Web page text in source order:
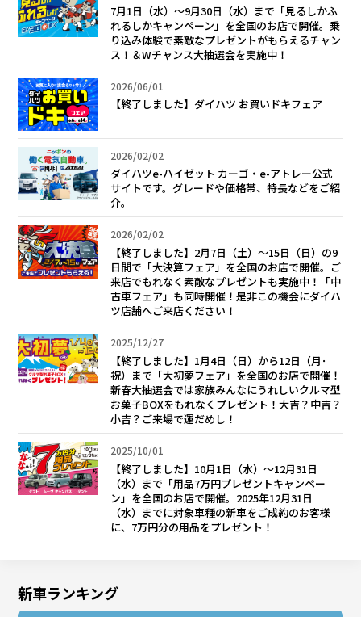
7月1日（水）～9月30日（水）まで「見るしかふ
れるしかキャンペーン」を全国のお店で開催。乗
り込み体験で素敵なプレゼントがもらえるチャン
ス！＆Wチャンス大抽選会を実施中！
2026/06/01
【終了しました】ダイハツ お買いドキフェア
2026/02/02
ダイハツe-ハイゼット カーゴ・e-アトレー公式
サイトです。グレードや価格帯、特長などをご紹
介。
2026/02/02
【終了しました】2月7日（土）～15日（日）の9
日間で「大決算フェア」を全国のお店で開催。ご
来店でもれなく素敵なプレゼントも実施中！「中
古車フェア」も同時開催！是非この機会にダイハ
ツ店舗へご来店ください！
2025/12/27
【終了しました】1月4日（日）から12日（月･
祝）まで「大初夢フェア」を全国のお店で開催！
新春大抽選会では家族みんなにうれしいクルマ型
お菓子BOXをもれなくプレゼント！大吉？中吉？
小吉？ご来場で運だめし！
2025/10/01
【終了しました】10月1日（水）～12月31日
（水）まで「用品7万円プレゼントキャンペー
ン」を全国のお店で開催。2025年12月31日
（水）までに対象車種の新車をご成約のお客様
に、7万円分の用品をプレゼント！
新車ランキング